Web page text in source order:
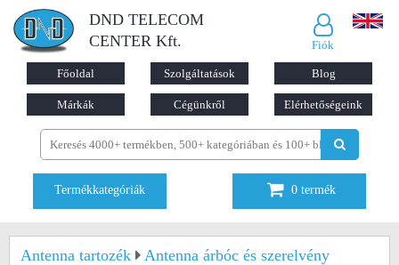
DND TELECOM
CENTER Kft.
Fiók
Főoldal Szolgáltatások Blog
Márkák Cégünkről Elérhetőségeink
Termékkategóriák 0 termék
Antenna tartozék Antenna árbóc és szerelvény